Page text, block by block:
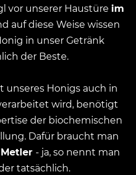
vor unserer Haustüre im
auf diese Weise wissen
in unser Getränk
der Beste.
unseres Honigs auch in
wird, benötigt
der biochemischen
Dafür braucht man
- ja, so nennt man
tatsächlich.